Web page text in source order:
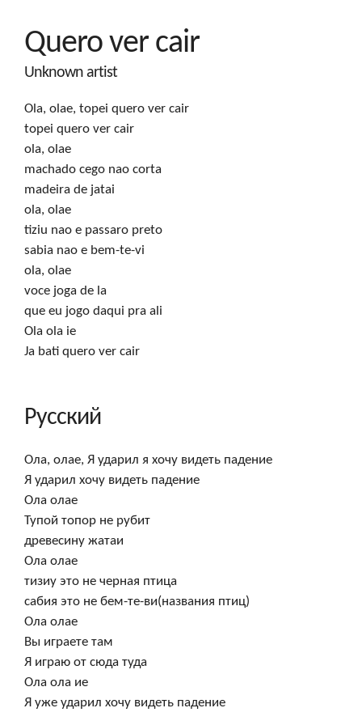
Quero ver cair
Unknown artist
Ola, olae, topei quero ver cair
topei quero ver cair
ola, olae
machado cego nao corta
madeira de jatai
ola, olae
tiziu nao e passaro preto
sabia nao e bem-te-vi
ola, olae
voce joga de la
que eu jogo daqui pra ali
Ola ola ie
Ja bati quero ver cair
Русский
Ола, олае, Я ударил я хочу видеть падение
Я ударил хочу видеть падение
Ола олае
Тупой топор не рубит
древесину жатаи
Ола олае
тизиу это не черная птица
сабия это не бем-те-ви(названия птиц)
Ола олае
Вы играете там
Я играю от сюда туда
Ола ола ие
Я уже ударил хочу видеть падение